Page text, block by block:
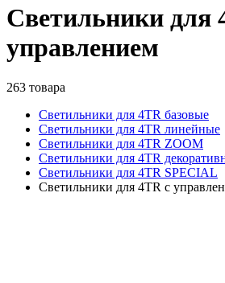
Светильники для
управлением
263 товара
Светильники для 4TR базовые
Светильники для 4TR линейные
Светильники для 4TR ZOOM
Светильники для 4TR
Светильники для 4TR SPECIAL
Светильники для 4TR с